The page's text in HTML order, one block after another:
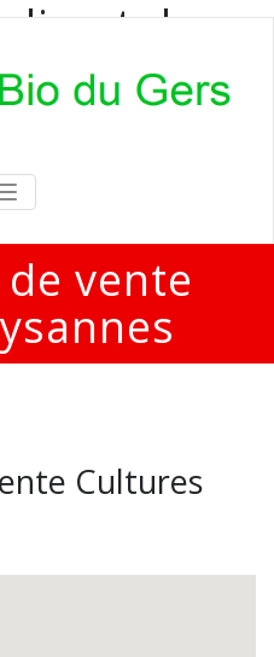
de
bio
poulets bio aux
TOGGLE
NAVIGATION
vente
Cultures